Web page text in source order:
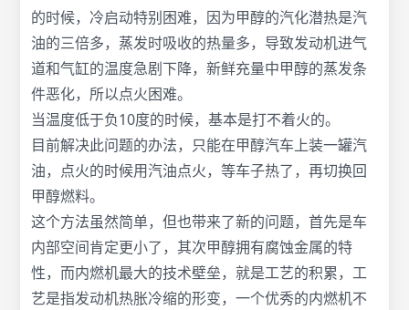
的时候，冷启动特别困难，因为甲醇的汽化潜热是汽
油的三倍多，蒸发时吸收的热量多，导致发动机进气
道和气缸的温度急剧下降，新鲜充量中甲醇的蒸发条
件恶化，所以点火困难。
当温度低于负10度的时候，基本是打不着火的。
目前解决此问题的办法，只能在甲醇汽车上装一罐汽
油，点火的时候用汽油点火，等车子热了，再切换回
甲醇燃料。
这个方法虽然简单，但也带来了新的问题，首先是车
内部空间肯定更小了，其次甲醇拥有腐蚀金属的特
性，而内燃机最大的技术壁垒，就是工艺的积累，工
艺是指发动机热胀冷缩的形变，一个优秀的内燃机不